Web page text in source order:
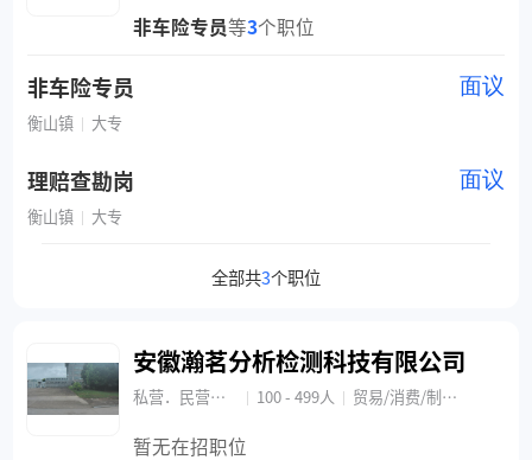
非车险专员等3个职位
非车险专员 面议
衡山镇 | 大专
理赔查勘岗 面议
衡山镇 | 大专
全部共3个职位
安徽瀚茗分析检测科技有限公司
私营．民营企业 | 100 - 499人 | 贸易/消费/制造/营运/机械/设备/重工
暂无在招职位